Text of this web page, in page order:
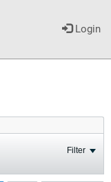
Login
Filter